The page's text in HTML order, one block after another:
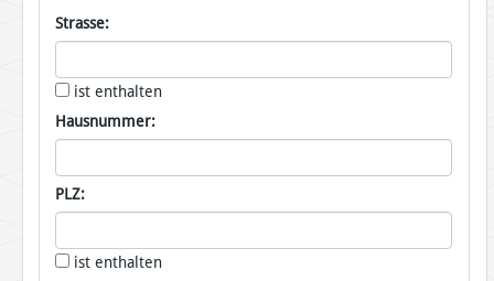
Strasse:
ist enthalten
Hausnummer:
PLZ:
ist enthalten